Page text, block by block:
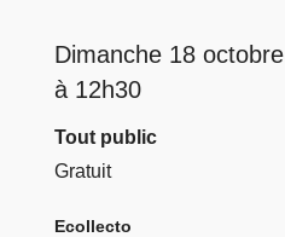
Dimanche 18 octobre
à 12h30
Tout public
Gratuit
Ecollecto